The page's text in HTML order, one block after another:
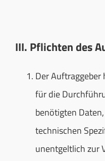
III. Pflichten des
Der
für die
benötigten
technischen
unentgeltlich zur